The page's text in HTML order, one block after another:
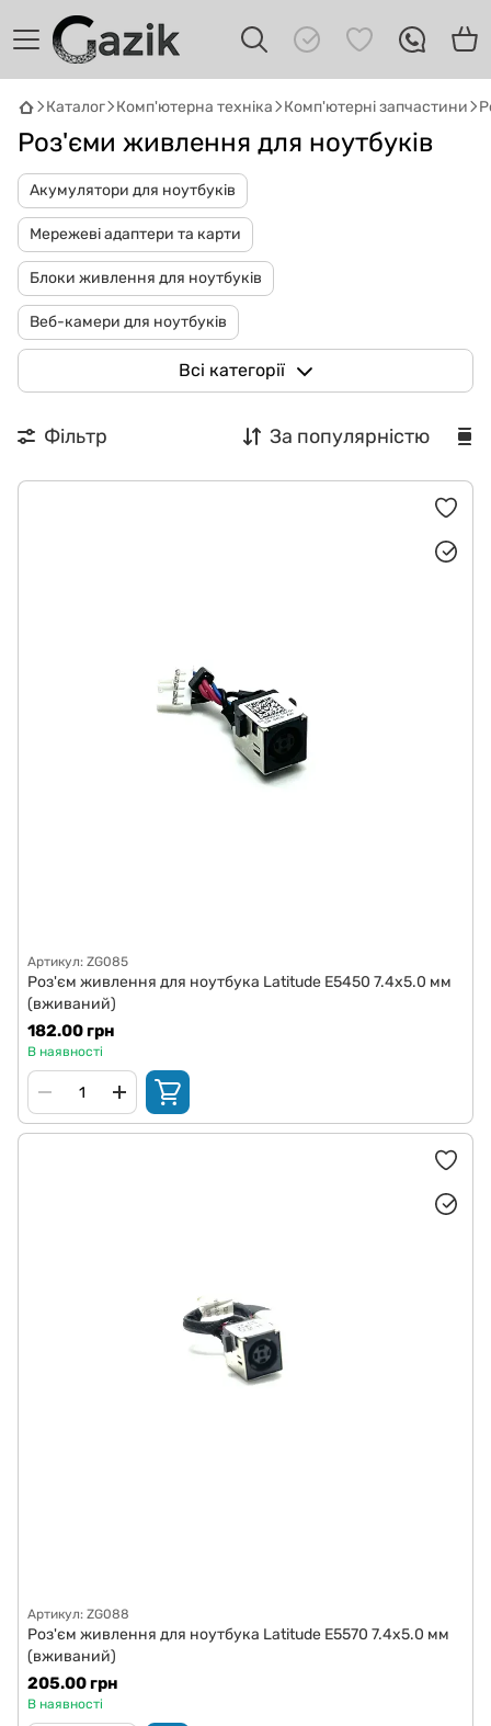
Каталог Комп'ютерна техніка Комп'ютерні запчастини
Роз'єми живлення для ноутбуків
Акумулятори для ноутбуків
Мережеві адаптери та карти
Блоки живлення для ноутбуків
Веб-камери для ноутбуків
Вентилятори для ноутбуків Клавіатури для ноутбуків
Динаміки для ноутбука
Материнські плати для ноутбуків
Тачпад (трекпад) для ноутбуків Шлейфи
Всі категорії
Фільтр За популярністю
Артикул: ZG085
Роз'єм живлення для ноутбука Latitude E5450 7.4x5.0 мм
(вживаний)
182.00 грн
В наявності
Артикул: ZG088
Роз'єм живлення для ноутбука Latitude E5570 7.4x5.0 мм
(вживаний)
205.00 грн
В наявності
GAZIKAI
Онлайн · пошук техніки
Привіт! 👋 Я Gazik AI — допоможу
підібрати вживану комп'ютерну техніку.